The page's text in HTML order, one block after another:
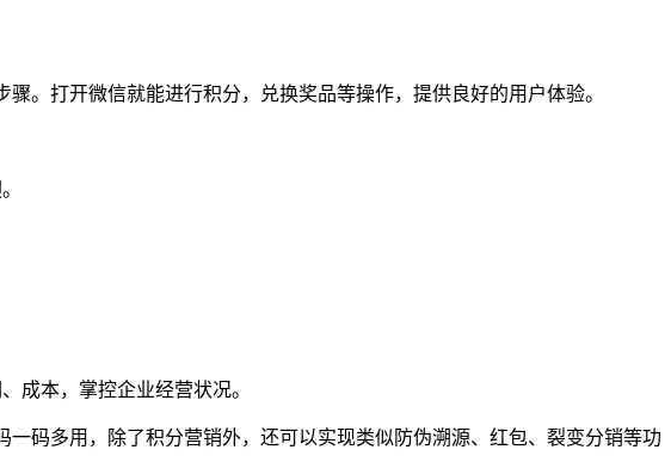
。打开微信就能进行积分，兑换奖品等操作，提供良好的用户体验。
成本，掌控企业经营状况。
一码多用，除了积分营销外，还可以实现类似防伪溯源、红包、裂变分销等功